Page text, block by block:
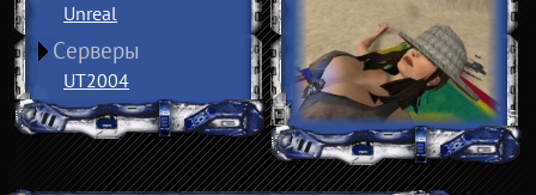
Unreal
Серверы
UT2004